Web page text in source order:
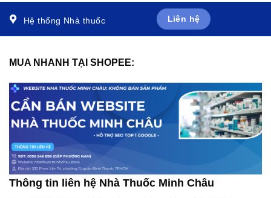
Hệ thống Nhà thuốc Liên hệ
MUA NHANH TẠI SHOPEE:
Thông tin liên hệ Nhà Thuốc Minh Châu